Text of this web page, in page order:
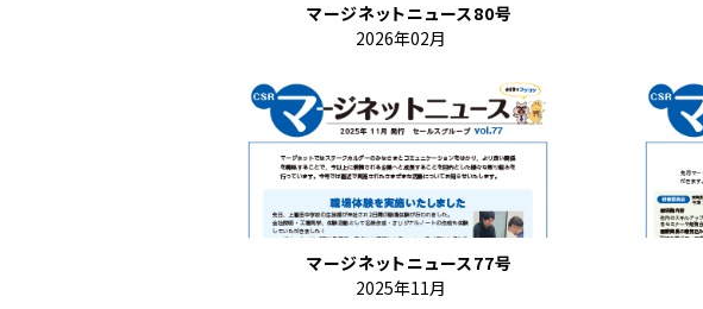
マージネットニュース80号
2026年02月
マージネットニュース77号
2025年11月